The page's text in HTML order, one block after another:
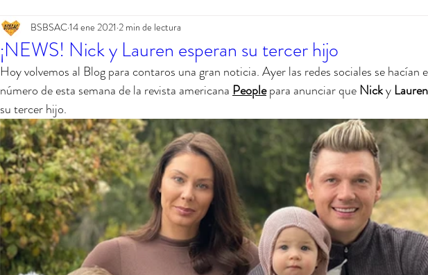
DNA World Tour CD Christmas
¡NEWS! Nick y Lauren esperan su tercer hijo
BSBSAC14 ene 2021 2 min de lectura
Hoy volvemos al Blog para contaros una gran noticia. Ayer las redes sociales se hacían
número de esta semana de la revista americana People para anunciar que Nick y Lauren
su tercer hijo.